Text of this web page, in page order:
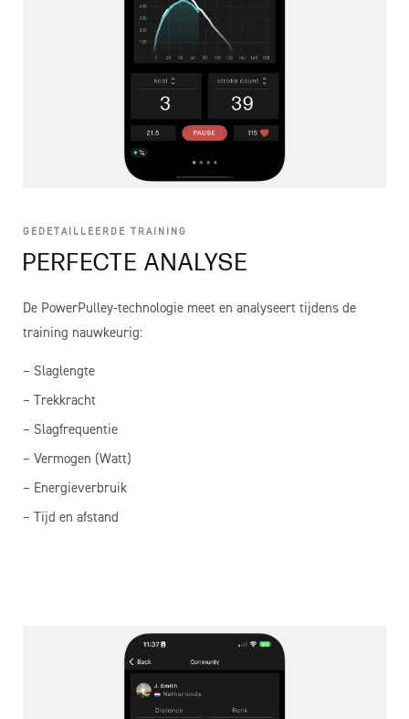
GEDETAILLEERDE TRAINING
PERFECTE ANALYSE
De PowerPulley-technologie meet en analyseert tijdens de
training nauwkeurig:
– Slaglengte
– Trekkracht
– Slagfrequentie
– Vermogen (Watt)
– Energieverbruik
– Tijd en afstand